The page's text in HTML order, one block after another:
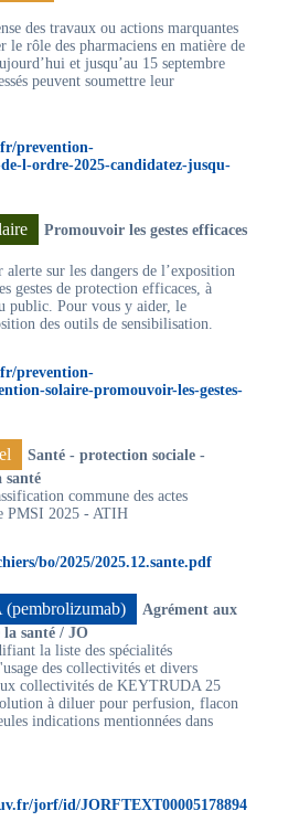
des travaux ou actions marquantes
rôle des pharmaciens en matière de
et jusqu’au 15 septembre
peuvent soumettre leur
prevention-
l-ordre-2025-candidatez-jusqu-
Promouvoir les gestes efficaces
sur les dangers de l’exposition
gestes de protection efficaces, à
public. Pour vous y aider, le
des outils de sensibilisation.
prevention-
solaire-promouvoir-les-gestes-
Santé - protection sociale -
santé
commune des actes
PMSI 2025 - ATIH
bo/2025/2025.12.sante.pdf
Agrément aux
santé / JO
la liste des spécialités
des collectivités et divers
collectivités de KEYTRUDA 25
à diluer pour perfusion, flacon
indications mentionnées dans
jorf/id/JORFTEXT00005178894